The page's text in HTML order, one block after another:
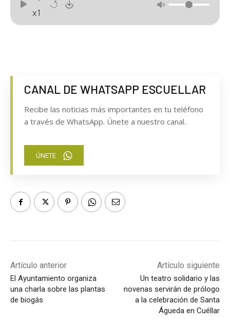
x1
CANAL DE WHATSAPP ESCUELLAR
Recibe las noticias más importantes en tu teléfono
a través de WhatsApp. Únete a nuestro canal.
ÚNETE
Artículo anterior
El Ayuntamiento organiza
una charla sobre las plantas
de biogás
Artículo siguiente
Un teatro solidario y las
novenas servirán de prólogo
a la celebración de Santa
Águeda en Cuéllar